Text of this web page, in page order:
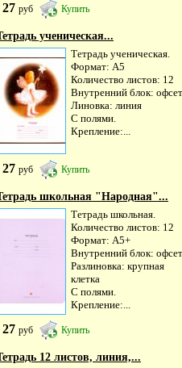
27 руб Купить
ученическая...
Тетрадь ученическая.
Формат: А5
Количество листов: 12
Внутренний блок: офсет
Линовка: линия
С полями.
Крепление:...
27 руб Купить
школьная "Народная"...
Тетрадь школьная.
Количество листов: 12
Формат: А5+
Внутренний блок: офсет
Разлиновка: крупная
клетка
С полями.
Крепление:...
27 руб Купить
12 листов, линия,...